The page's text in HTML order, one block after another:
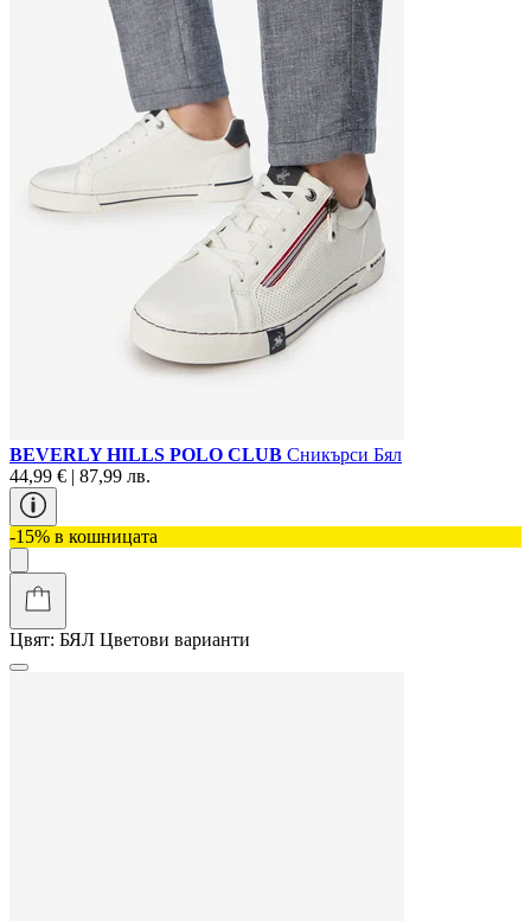
BEVERLY HILLS POLO CLUB Сникърси Бял
44,99 € | 87,99 лв.
-15% в кошницата
Цвят: БЯЛ Цветови варианти